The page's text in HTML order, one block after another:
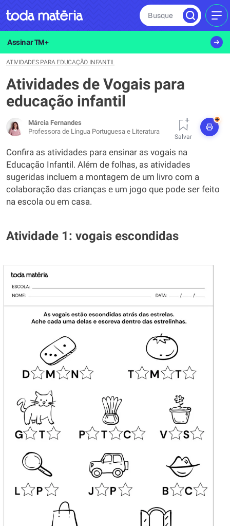
Busque
Assinar TM+
ATIVIDADES PARA EDUCAÇÃO INFANTIL
Atividades de Vogais para
educação infantil
Márcia Fernandes
Professora de Língua Portuguesa e Literatura
Salvar
+
Confira as atividades para ensinar as vogais na
Educação Infantil. Além de folhas, as atividades
sugeridas incluem a montagem de um livro com a
colaboração das crianças e um jogo que pode ser feito
na escola ou em casa.
Atividade 1: vogais escondidas